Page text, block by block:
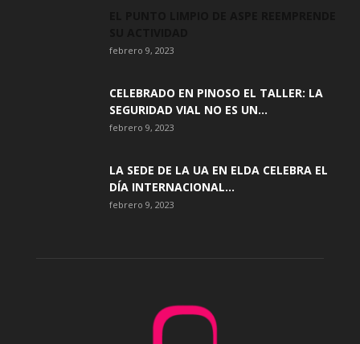
febrero 9, 2023
CELEBRADO EN PINOSO EL TALLER: LA
SEGURIDAD VIAL NO ES UN...
febrero 9, 2023
LA SEDE DE LA UA EN ELDA CELEBRA EL
DÍA INTERNACIONAL...
febrero 9, 2023